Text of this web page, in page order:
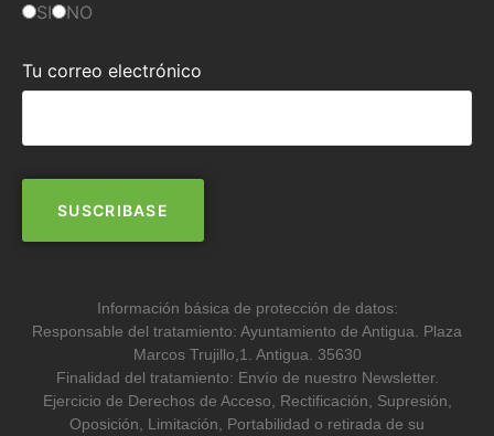
SI NO
Tu correo electrónico
Información básica de protección de datos:
Responsable del tratamiento: Ayuntamiento de Antigua. Plaza
Marcos Trujillo,1. Antigua. 35630
Finalidad del tratamiento: Envío de nuestro Newsletter.
Ejercicio de Derechos de Acceso, Rectificación, Supresión,
Oposición, Limitación, Portabilidad o retirada de su